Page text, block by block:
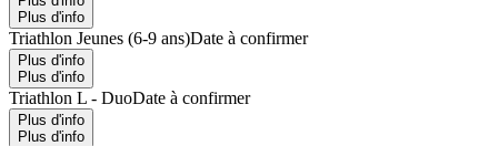
Plus d'info
Triathlon Jeunes (6-9 ans)Date à confirmer
Plus d'info
Plus d'info
Triathlon L - DuoDate à confirmer
Plus d'info
Plus d'info